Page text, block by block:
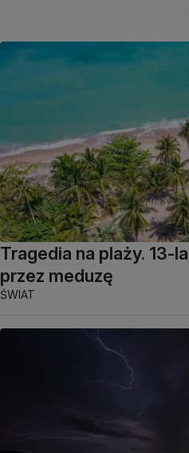
Tragedia na plaży. 13-
przez meduzę
ŚWIAT